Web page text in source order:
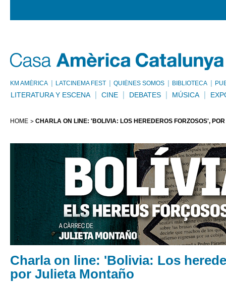
KM AMÈRICA LATCINEMA FEST QUIÉNES SOMOS BIBLIOTECA
LITERATURA Y ESCENA CINE DEBATES MÚSICA
HOME CHARLA ON LINE: 'BOLIVIA: LOS HEREDEROS FORZOSOS',
Charla on line: 'Bolivia: Los
por Julieta Montaño